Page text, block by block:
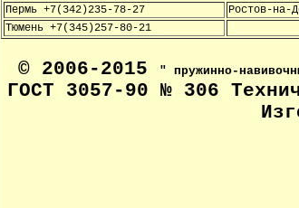
Пермь +7(342)235-78-27
Ростов-на-
Тюмень +7(345)257-80-21
© 2006-2015 " пружинно-
ГОСТ 3057-90 № 306